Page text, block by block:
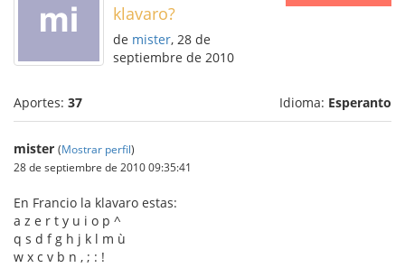
klavaro?
de mister, 28 de
septiembre de 2010
Aportes: 37 Idioma: Esperanto
mister (Mostrar perfil)
28 de septiembre de 2010 09:35:41
En Francio la klavaro estas:
a z e r t y u i o p ^
q s d f g h j k l m ù
w x c v b n , ; : !